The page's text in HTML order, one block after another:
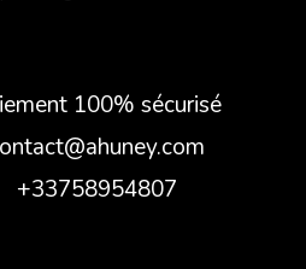
100% sécurisé
+33758954807